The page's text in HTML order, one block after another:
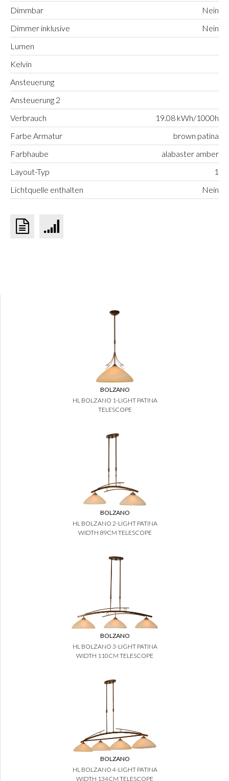
BOLZANO
HL BOLZANO 1-LIGHT PATINA
TELESCOPE
BOLZANO
HL BOLZANO 2-LIGHT PATINA
WIDTH 89CM TELESCOPE
BOLZANO
HL BOLZANO 3-LIGHT PATINA
WIDTH 110CM TELESCOPE
BOLZANO
HL BOLZANO 4-LIGHT PATINA
WIDTH 134CM TELESCOPE
Dimmbar
Nein
Dimmer inklusive
Nein
Lumen
Kelvin
Ansteuerung
Ansteuerung 2
Verbrauch
19.08 kWh/1000h
Farbe Armatur
brown patina
Farbhaube
alabaster amber
Layout-Typ
1
Lichtquelle enthalten
Nein